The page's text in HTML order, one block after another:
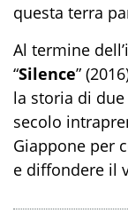
questa terra
Al termine
“Silence”
la storia di
secolo
Giappone per
e diffondere il